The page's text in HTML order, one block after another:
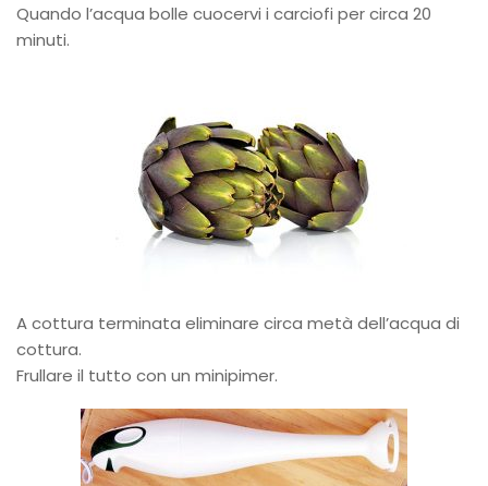
Quando l’acqua bolle cuocervi i carciofi per circa 20
minuti.
A cottura terminata eliminare circa metà dell’acqua di
cottura.
Frullare il tutto con un minipimer.